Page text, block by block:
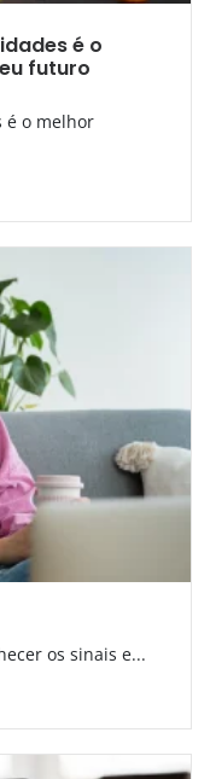
é o
futuro
é o melhor
os sinais e...